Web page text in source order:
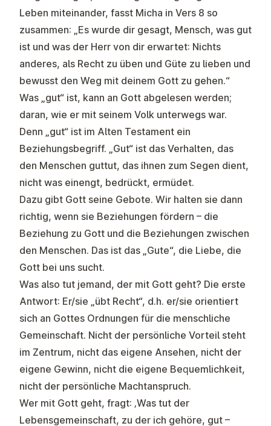
Leben miteinander, fasst Micha in Vers 8 so
zusammen: „Es wurde dir gesagt, Mensch, was gut
ist und was der Herr von dir erwartet: Nichts
anderes, als Recht zu üben und Güte zu lieben und
bewusst den Weg mit deinem Gott zu gehen.“
Was „gut“ ist, kann an Gott abgelesen werden;
daran, wie er mit seinem Volk unterwegs war.
Denn „gut“ ist im Alten Testament ein
Beziehungsbegriff. „Gut“ ist das Verhalten, das
den Menschen guttut, das ihnen zum Segen dient,
nicht was einengt, bedrückt, ermüdet.
Dazu gibt Gott seine Gebote. Wir halten sie dann
richtig, wenn sie Beziehungen fördern – die
Beziehung zu Gott und die Beziehungen zwischen
den Menschen. Das ist das „Gute“, die Liebe, die
Gott bei uns sucht.
Was also tut jemand, der mit Gott geht? Die erste
Antwort: Er/sie „übt Recht“, d.h. er/sie orientiert
sich an Gottes Ordnungen für die menschliche
Gemeinschaft. Nicht der persönliche Vorteil steht
im Zentrum, nicht das eigene Ansehen, nicht der
eigene Gewinn, nicht die eigene Bequemlichkeit,
nicht der persönliche Machtanspruch.
Wer mit Gott geht, fragt: ‚Was tut der
Lebensgemeinschaft, zu der ich gehöre, gut –